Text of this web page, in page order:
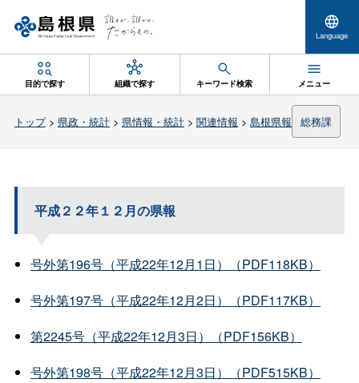
Language
目的で探す 組織で探す キーワード検索 メニュー
トップ> 県政・統計> 県情報・統計> 関連情報 > 島根県報 総務課
平成２２年１２月の県報
号外第196号（平成22年12月1日）（PDF118KB）
号外第197号（平成22年12月2日）（PDF117KB）
第2245号（平成22年12月3日）（PDF156KB）
号外第198号（平成22年12月3日）（PDF515KB）